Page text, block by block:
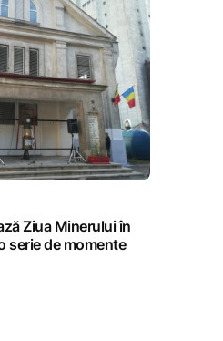
Ziua Minerului în
serie de momente